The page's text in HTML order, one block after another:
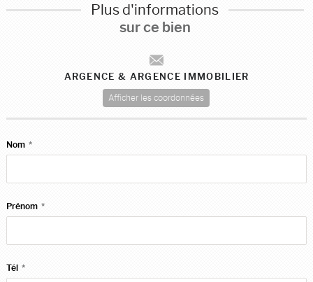
Plus d'informations
sur ce bien
ARGENCE & ARGENCE IMMOBILIER
Afficher les coordonnées
Nom *
Prénom *
Tél *